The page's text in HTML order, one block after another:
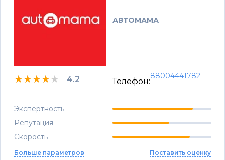
АВТОМАМА
★★★★★
★★★★★
★★★★★ 4.2 Телефон:
88004441782
Экспертность
Репутация
Скорость
Больше параметров Поставить оценку